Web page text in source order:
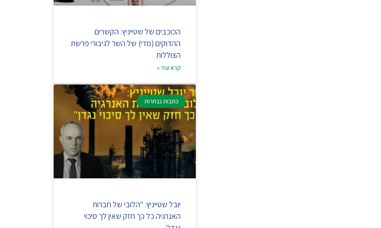
הכוכבים של שטייניץ: הקשרים
ההדוקים (מדי) של השר לגיבורי פרשת
הצוללות
קרא עוד »
כתבות נבחרות
יובל שטייניץ: "הלובי של חברות
האנרגיה כל כך חזק שאין לך סיכוי